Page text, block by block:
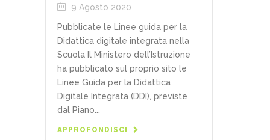
9 Agosto 2020
Pubblicate le Linee guida per la
Didattica digitale integrata nella
Scuola Il Ministero dell’Istruzione
ha pubblicato sul proprio sito le
Linee Guida per la Didattica
Digitale Integrata (DDI), previste
dal Piano...
APPROFONDISCI